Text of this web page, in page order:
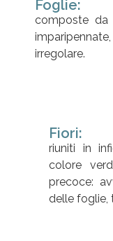
Foglie:
composte da
irregolare.
Fiori:
riuniti in
colore
precoce:
delle foglie,